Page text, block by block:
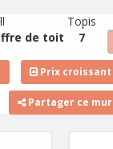
de toit
Topis
7
Prix croissant
Partager ce mur